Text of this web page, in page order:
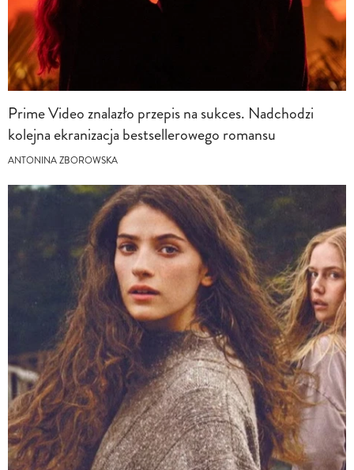
Prime Video znalazło przepis na sukces. Nadchodzi
kolejna ekranizacja bestsellerowego romansu
ANTONINA ZBOROWSKA